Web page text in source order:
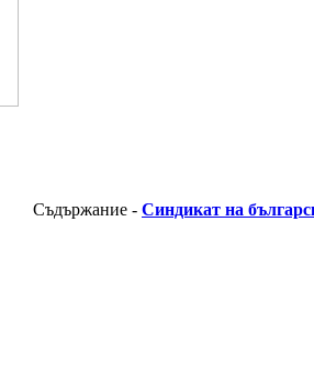
Съдържание - Синдикат на